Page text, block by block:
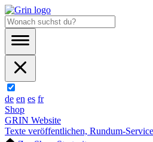
de en es fr
Shop
GRIN Website
Texte veröffentlichen, Rundum-